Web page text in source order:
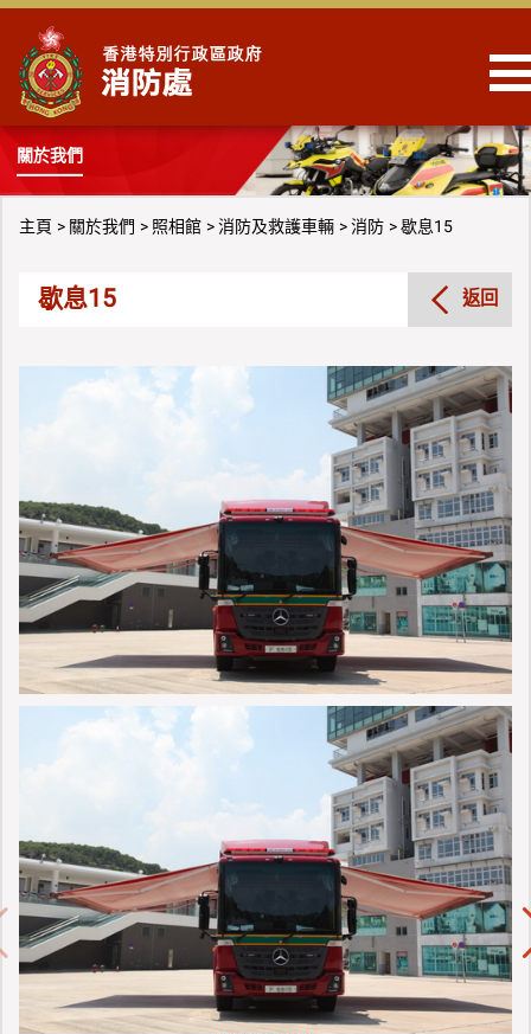
跳到內容
關於我們
主頁 關於我們 照相館 消防及救護車輛 消防 歇息15
歇息15 返回